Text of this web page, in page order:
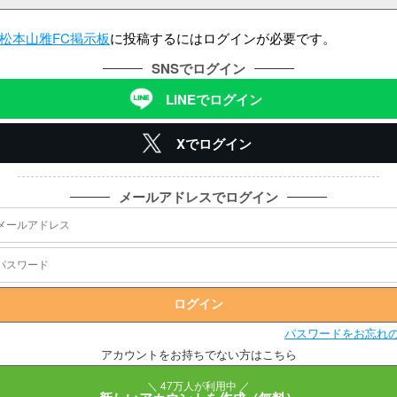
本山雅FC掲示板に投稿するにはログインが必要です。
SNSでログイン
LINEでログイン
Xでログイン
メールアドレスでログイン
パスワードをお忘れ
アカウントをお持ちでない方はこちら
＼ 47万人が利用中 ／